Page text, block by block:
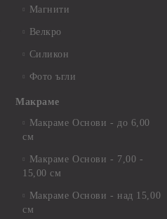
Магнити
Велкро
Силикон
Фото ъгли
Макраме
Макраме Основи - до 6,00
см
Макраме Основи - 7,00 -
15,00 см
Макраме Основи - над 15,00
см